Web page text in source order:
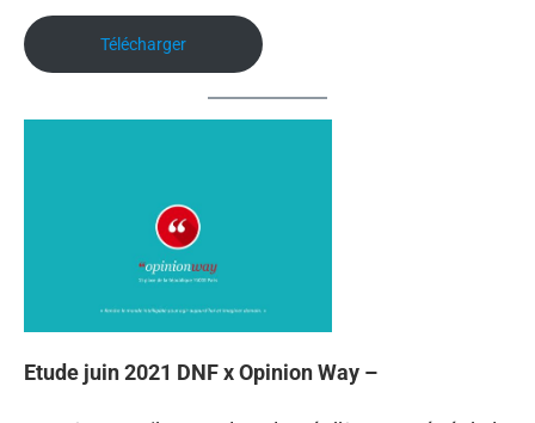
Télécharger
Etude juin 2021 DNF x Opinion Way –